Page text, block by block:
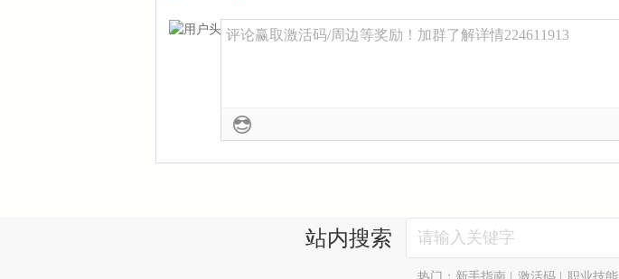
评论赢取激活码/周边等奖励！加群了解详情224611913
站内搜索